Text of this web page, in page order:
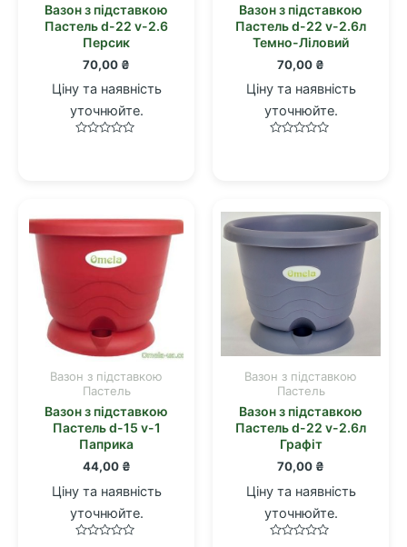
Вазон з підставкою
Пастель d-22 v-2.6
Персик
70,00 ₴
Ціну та наявність
уточнюйте.
Вазон з підставкою
Пастель d-22 v-2.6л
Темно-Ліловий
70,00 ₴
Ціну та наявність
уточнюйте.
Вазон з підставкою
Пастель
Вазон з підставкою
Пастель d-15 v-1
Паприка
44,00 ₴
Ціну та наявність
уточнюйте.
Вазон з підставкою
Пастель
Вазон з підставкою
Пастель d-22 v-2.6л
Графіт
70,00 ₴
Ціну та наявність
уточнюйте.